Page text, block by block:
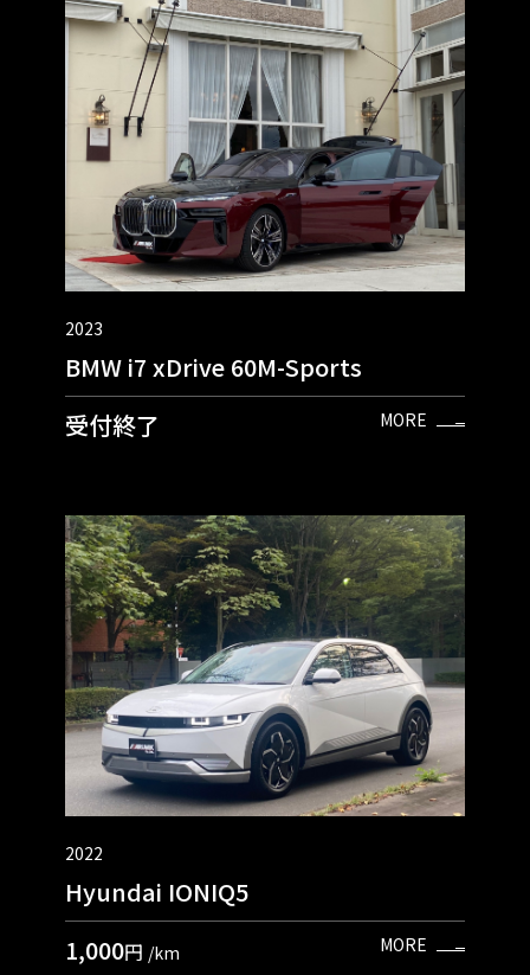
2023
BMW i7 xDrive 60M-Sports
受付終了
MORE
2022
Hyundai IONIQ5
1,000円 /km MORE